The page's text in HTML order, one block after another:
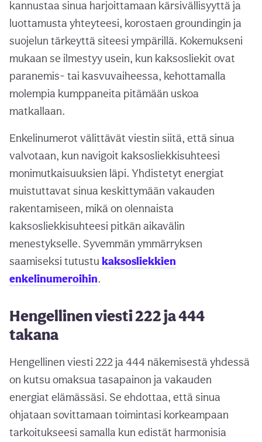
kannustaa sinua harjoittamaan kärsivällisyyttä ja
luottamusta yhteyteesi, korostaen groundingin ja
suojelun tärkeyttä siteesi ympärillä. Kokemukseni
mukaan se ilmestyy usein, kun kaksosliekit ovat
paranemis- tai kasvuvaiheessa, kehottamalla
molempia kumppaneita pitämään uskoa
matkallaan.
Enkelinumerot välittävät viestin siitä, että sinua
valvotaan, kun navigoit kaksosliekkisuhteesi
monimutkaisuuksien läpi. Yhdistetyt energiat
muistuttavat sinua keskittymään vakauden
rakentamiseen, mikä on olennaista
kaksosliekkisuhteesi pitkän aikavälin
menestykselle. Syvemmän ymmärryksen
saamiseksi tutustu kaksosliekkien
enkelinumeroihin.
Hengellinen viesti 222 ja 444
takana
Hengellinen viesti 222 ja 444 näkemisestä yhdessä
on kutsu omaksua tasapainon ja vakauden
energiat elämässäsi. Se ehdottaa, että sinua
ohjataan sovittamaan toimintasi korkeampaan
tarkoitukseesi samalla kun edistät harmonisia